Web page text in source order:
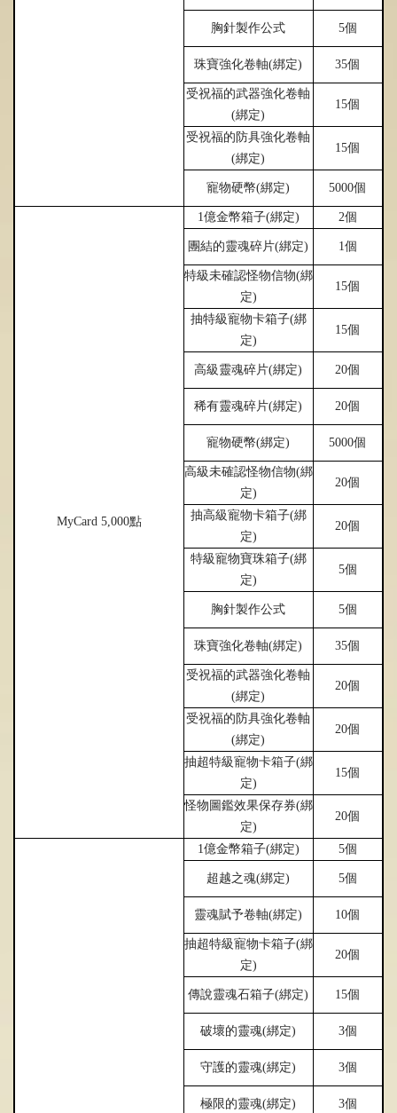
胸針製作公式 5個
珠寶強化卷軸(綁定) 35個
受祝福的武器強化卷軸
(綁定)
15個
受祝福的防具強化卷軸
(綁定)
15個
寵物硬幣(綁定) 5000個
MyCard 5,000點
1億金幣箱子(綁定) 2個
團結的靈魂碎片(綁定) 1個
特級未確認怪物信物(綁
定)
15個
抽特級寵物卡箱子(綁
定)
15個
高級靈魂碎片(綁定) 20個
稀有靈魂碎片(綁定) 20個
寵物硬幣(綁定) 5000個
高級未確認怪物信物(綁
定)
20個
抽高級寵物卡箱子(綁
定)
20個
特級寵物寶珠箱子(綁
定)
5個
胸針製作公式 5個
珠寶強化卷軸(綁定) 35個
受祝福的武器強化卷軸
(綁定)
20個
受祝福的防具強化卷軸
(綁定)
20個
抽超特級寵物卡箱子(綁
定)
15個
怪物圖鑑效果保存券(綁
定)
20個
1億金幣箱子(綁定) 5個
超越之魂(綁定) 5個
靈魂賦予卷軸(綁定) 10個
抽超特級寵物卡箱子(綁
定)
20個
傳說靈魂石箱子(綁定) 15個
破壞的靈魂(綁定) 3個
守護的靈魂(綁定) 3個
極限的靈魂(綁定) 3個